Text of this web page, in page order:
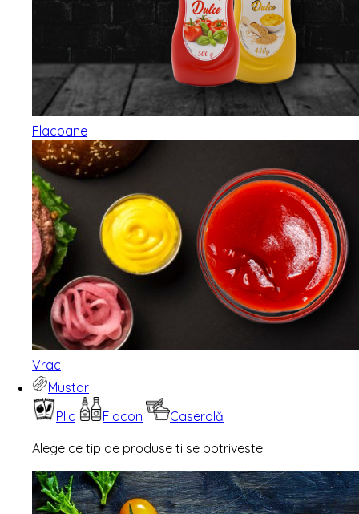
Flacoane
Vrac
Mustar
Plic
Flacon
Caserolă
Alege ce tip de produse ti se potriveste